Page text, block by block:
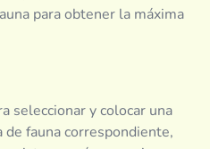
para obtener la máxima
seleccionar y colocar una
fauna correspondiente,